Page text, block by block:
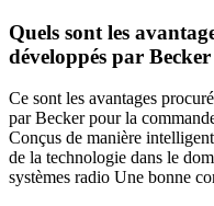
Quels sont les
développés par Becker
Ce sont les avantages
par Becker pour la
Conçus de manière
de la technologie dans le
systèmes radio Une bonne